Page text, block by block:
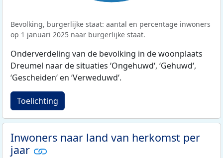
Bevolking, burgerlijke staat: aantal en percentage inwoners
op 1 januari 2025 naar burgerlijke staat.
Onderverdeling van de bevolking in de woonplaats
Dreumel naar de situaties ‘Ongehuwd‘, ‘Gehuwd‘,
‘Gescheiden‘ en ‘Verweduwd‘.
Toelichting
Inwoners naar land van herkomst per
jaar